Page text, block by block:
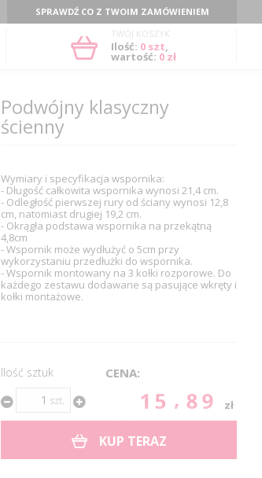
SPRAWDŹ CO Z TWOIM ZAMÓWIENIEM
TWÓJ KOSZYK
Ilość: 0szt,
wartość: 0 zł
Podwójny klasyczny
ścienny
Wymiary i specyfikacja wspornika:
- Długość całkowita wspornika wynosi 21,4 cm.
- Odległość pierwszej rury od ściany wynosi 12,8
cm, natomiast drugiej 19,2 cm.
- Okrągła podstawa wspornika na przekątną
4,8cm
- Wspornik może wydłużyć o 5cm przy
wykorzystaniu przedłużki do wspornika.
- Wspornik montowany na 3 kołki rozporowe. Do
każdego zestawu dodawane są pasujące wkręty i
kołki montażowe.
Ilość sztuk
szt.
CENA:
15.89 zł
KUP TERAZ